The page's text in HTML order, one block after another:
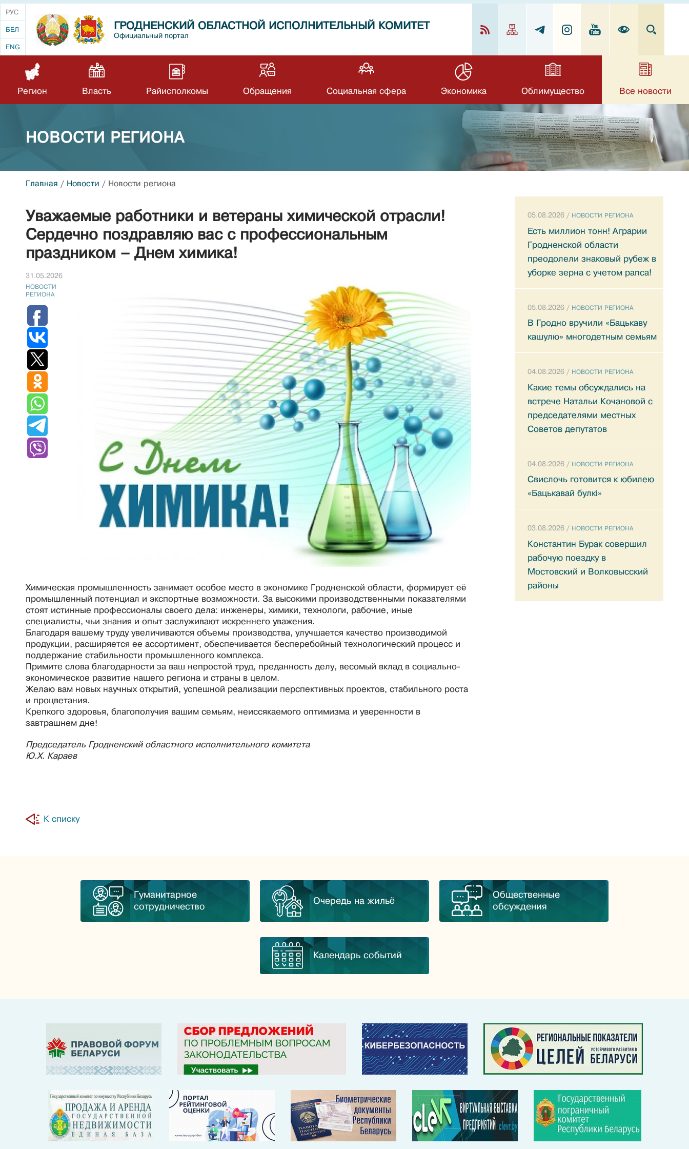
РУС
БЕЛ
ENG
ГРОДНЕНСКИЙ ОБЛАСТНОЙ ИСПОЛНИТЕЛЬНЫЙ КОМИТЕТ
Официальный портал
Регион Власть Райисполкомы Обращения Социальная сфера Экономика Облимущество Все новости
НОВОСТИ РЕГИОНА
Главная / Новости / Новости региона
Уважаемые работники и ветераны химической отрасли!
Сердечно поздравляю вас с профессиональным
праздником – Днем химика!
31.05.2026
НОВОСТИ
РЕГИОНА
Химическая промышленность занимает особое место в экономике Гродненской области, формирует её
промышленный потенциал и экспортные возможности. За высокими производственными показателями
стоят истинные профессионалы своего дела: инженеры, химики, технологи, рабочие, иные
специалисты, чьи знания и опыт заслуживают искреннего уважения.
Благодаря вашему труду увеличиваются объемы производства, улучшается качество производимой
продукции, расширяется ее ассортимент, обеспечивается бесперебойный технологический процесс и
поддержание стабильности промышленного комплекса.
Примите слова благодарности за ваш непростой труд, преданность делу, весомый вклад в социально-
экономическое развитие нашего региона и страны в целом.
Желаю вам новых научных открытий, успешной реализации перспективных проектов, стабильного роста
и процветания.
Крепкого здоровья, благополучия вашим семьям, неиссякаемого оптимизма и уверенности в
завтрашнем дне!
Председатель Гродненский областного исполнительного комитета
Ю.Х. Караев
К списку
05.08.2026 / НОВОСТИ РЕГИОНА
Есть миллион тонн! Аграрии
Гродненской области
преодолели знаковый рубеж в
уборке зерна с учетом рапса!
05.08.2026 / НОВОСТИ РЕГИОНА
В Гродно вручили «Бацькаву
кашулю» многодетным семьям
04.08.2026 / НОВОСТИ РЕГИОНА
Какие темы обсуждались на
встрече Натальи Кочановой с
председателями местных
Советов депутатов
04.08.2026 / НОВОСТИ РЕГИОНА
Свислочь готовится к юбилею
«Бацькавай булкі»
03.08.2026 / НОВОСТИ РЕГИОНА
Константин Бурак совершил
рабочую поездку в
Мостовский и Волковысский
районы
Гуманитарное
сотрудничество
Очередь на жильё
Общественные
обсуждения
Календарь событий